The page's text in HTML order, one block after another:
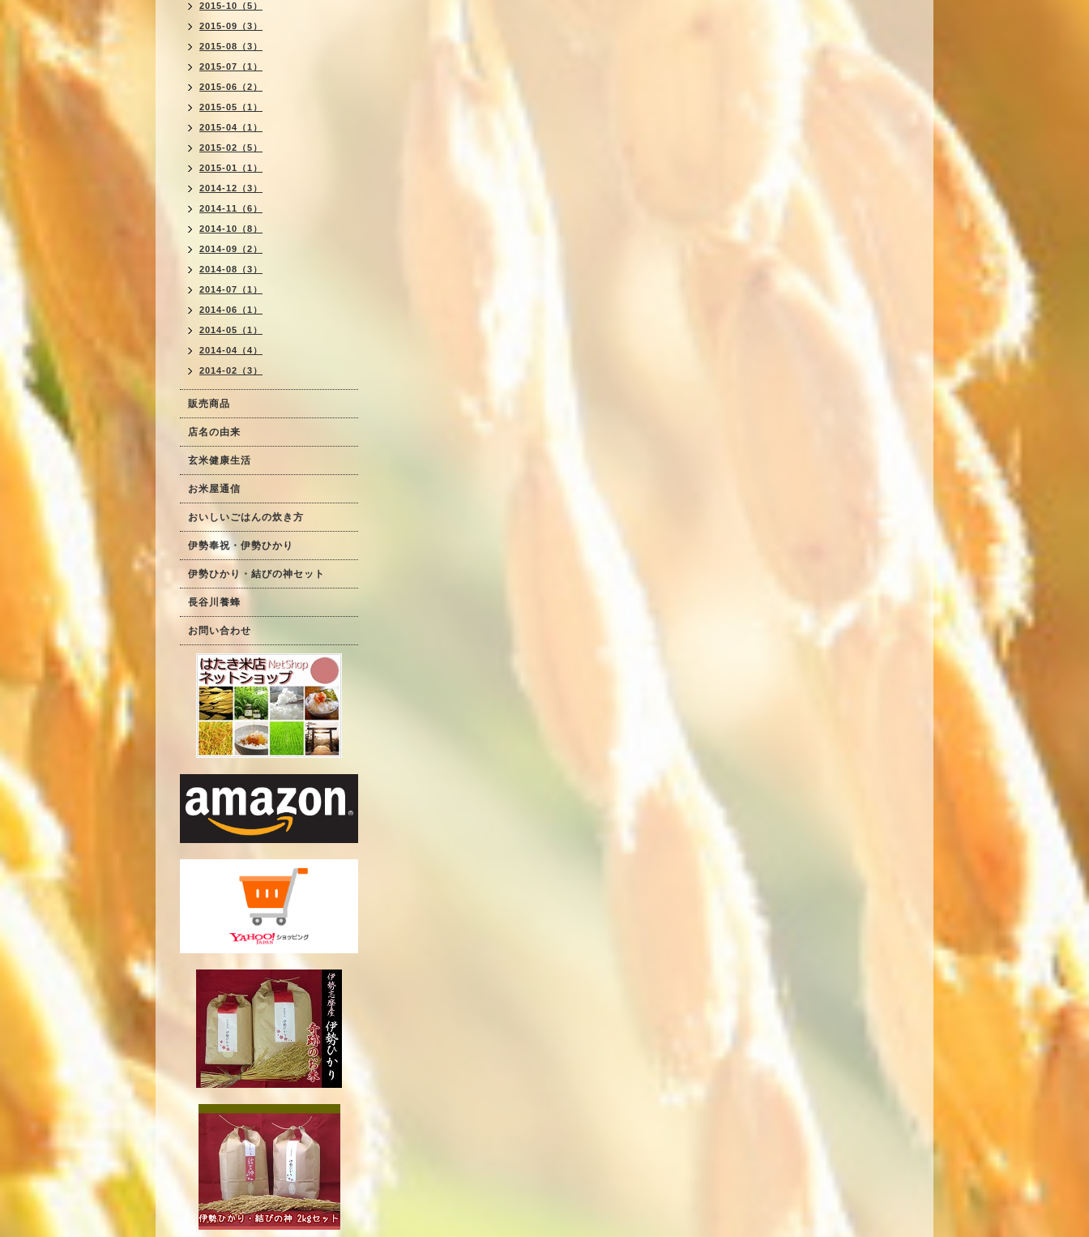
2015-10（5）
2015-09（3）
2015-08（3）
2015-07（1）
2015-06（2）
2015-05（1）
2015-04（1）
2015-02（5）
2015-01（1）
2014-12（3）
2014-11（6）
2014-10（8）
2014-09（2）
2014-08（3）
2014-07（1）
2014-06（1）
2014-05（1）
2014-04（4）
2014-02（3）
販売商品
店名の由来
玄米健康生活
お米屋通信
おいしいごはんの炊き方
伊勢奉祝・伊勢ひかり
伊勢ひかり・結びの神セット
長谷川養蜂
お問い合わせ